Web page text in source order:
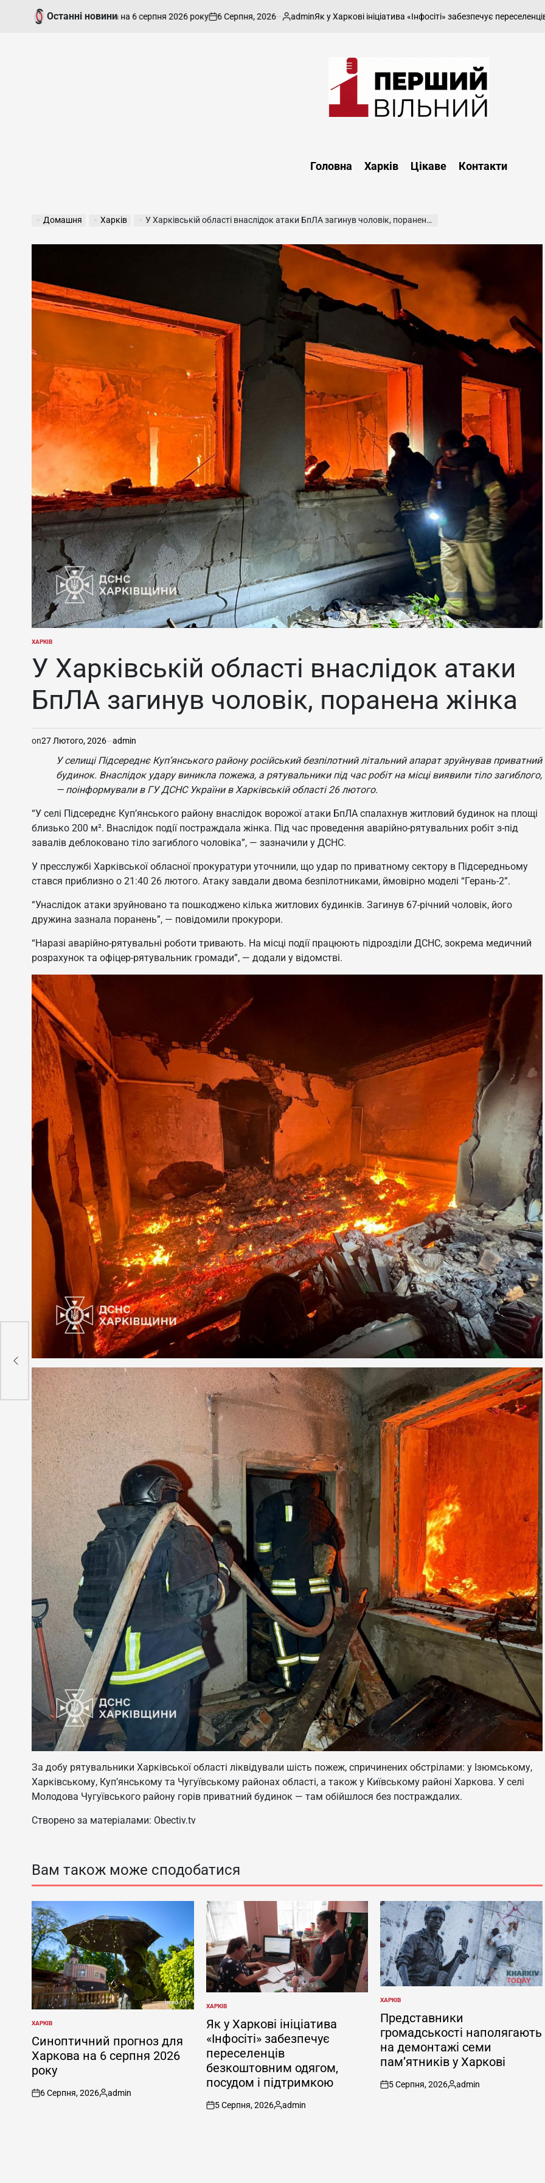
Останні новини
для Харкова на 6 серпня 2026 року
on
6 Серпня, 2026
Опубліковано
adminЯк у Харкові ініціатива «Інфосіті» забезпечує переселенців
харківський,
області
Головна Харків Цікаве Контакти
Домашня Харків У Харківській області внаслідок атаки БпЛА загинув чоловік, поранена жінка
ОПУБЛІКУВАТИ
ХАРКІВ
У Харківській області внаслідок атаки
БпЛА загинув чоловік, поранена жінка
on27 Лютого, 2026 admin
У селищі Підсереднє Куп’янського району російський безпілотний літальний апарат зруйнував приватний
будинок. Внаслідок удару виникла пожежа, а рятувальники під час робіт на місці виявили тіло загиблого,
— поінформували в ГУ ДСНС України в Харківській області 26 лютого.
“У селі Підсереднє Куп’янського району внаслідок ворожої атаки БпЛА спалахнув житловий будинок на площі
близько 200 м². Внаслідок події постраждала жінка. Під час проведення аварійно-рятувальних робіт з-під
завалів деблоковано тіло загиблого чоловіка”, — зазначили у ДСНС.
У пресслужбі Харківської обласної прокуратури уточнили, що удар по приватному сектору в Підсередньому
стався приблизно о 21:40 26 лютого. Атаку завдали двома безпілотниками, ймовірно моделі “Герань-2”.
“Унаслідок атаки зруйновано та пошкоджено кілька житлових будинків. Загинув 67-річний чоловік, його
дружина зазнала поранень”, — повідомили прокурори.
“Наразі аварійно-рятувальні роботи тривають. На місці події працюють підрозділи ДСНС, зокрема медичний
розрахунок та офіцер-рятувальник громади”, — додали у відомстві.
За добу рятувальники Харківської області ліквідували шість пожеж, спричинених обстрілами: у Ізюмському,
Харківському, Куп’янському та Чугуївському районах області, а також у Київському районі Харкова. У селі
Молодова Чугуївського району горів приватний будинок — там обійшлося без постраждалих.
Створено за матеріалами: Obectiv.tv
Вам також може сподобатися
ОПУБЛІКУВАТИ
У
ХАРКІВ
Синоптичний прогноз для
Харкова на 6 серпня 2026
року
on
6 Серпня, 2026
Опубліковано
admin
ОПУБЛІКУВАТИ
У
ХАРКІВ
Як у Харкові ініціатива
«Інфосіті» забезпечує
переселенців
безкоштовним одягом,
посудом і підтримкою
on
5 Серпня, 2026
Опубліковано
admin
ОПУБЛІКУВАТИ
У
ХАРКІВ
Представники
громадськості наполягають
на демонтажі семи
пам’ятників у Харкові
on
5 Серпня, 2026
Опубліковано
admin
на